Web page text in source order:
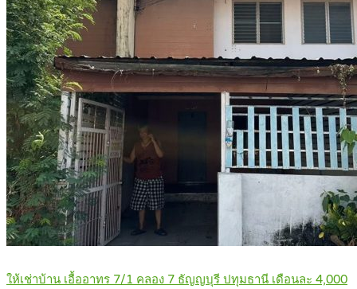
ให้เช่าบ้าน เอื้ออาทร 7/1 คลอง 7 ธัญญบุรี ปทุมธานี เดือนละ 4,000